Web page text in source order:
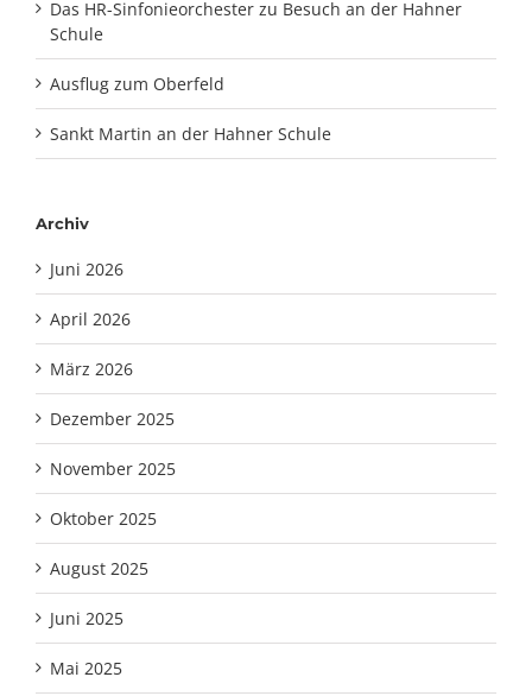
Das HR-Sinfonieorchester zu Besuch an der Hahner
Schule
Ausflug zum Oberfeld
Sankt Martin an der Hahner Schule
Archiv
Juni 2026
April 2026
März 2026
Dezember 2025
November 2025
Oktober 2025
August 2025
Juni 2025
Mai 2025